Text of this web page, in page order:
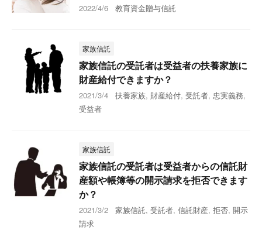
2022/4/6 教育資金贈与信託
家族信託
家族信託の受託者は受益者の扶養家族に
財産給付できますか？
2021/3/4 扶養家族, 財産給付, 受託者, 忠実義務,
受益者
家族信託
家族信託の受託者は受益者からの信託財
産額や帳簿等の開示請求を拒否できます
か？
2021/3/2 家族信託, 受託者, 信託財産, 拒否, 開示
請求